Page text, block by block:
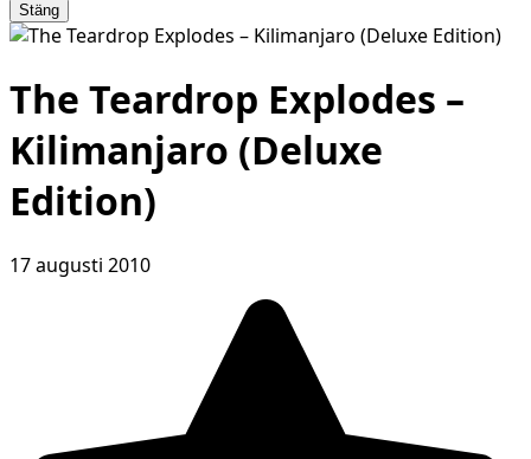
Stäng
The Teardrop Explodes –
Kilimanjaro (Deluxe
Edition)
17 augusti 2010